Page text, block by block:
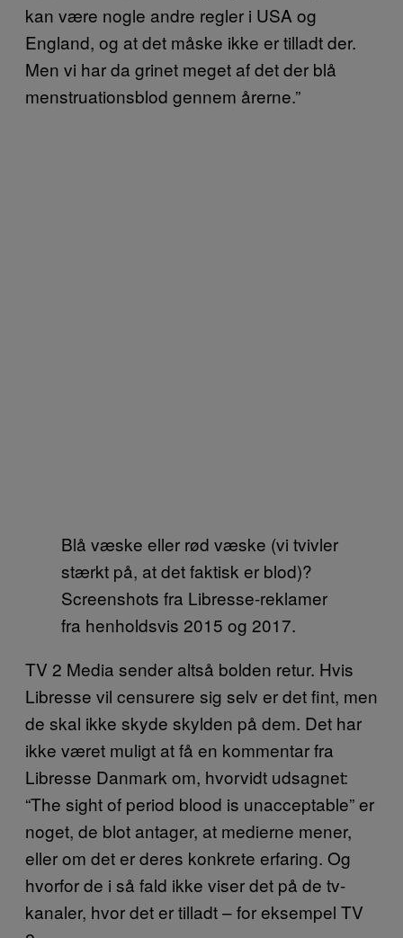
kan være nogle andre regler i USA og
England, og at det måske ikke er tilladt der.
Men vi har da grinet meget af det der blå
menstruationsblod gennem årerne.”
Blå væske eller rød væske (vi tvivler
stærkt på, at det faktisk er blod)?
Screenshots fra Libresse-reklamer
fra henholdsvis 2015 og 2017.
TV 2 Media sender altså bolden retur. Hvis
Libresse vil censurere sig selv er det fint, men
de skal ikke skyde skylden på dem. Det har
ikke været muligt at få en kommentar fra
Libresse Danmark om, hvorvidt udsagnet:
“The sight of period blood is unacceptable” er
noget, de blot antager, at medierne mener,
eller om det er deres konkrete erfaring. Og
hvorfor de i så fald ikke viser det på de tv-
kanaler, hvor det er tilladt – for eksempel TV